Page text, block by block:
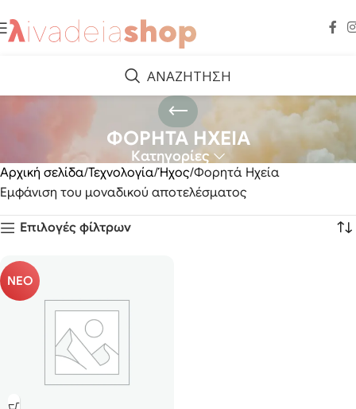
ΑΝΑΖΗΤΗΣΗ
ΦΟΡΗΤΑ ΗΧΕΙΑ
Κατηγορίες
Αρχική σελίδα Τεχνολογία Ήχος Φορητά Ηχεία
Εμφάνιση του μοναδικού αποτελέσματος
Επιλογές φίλτρων
ΝΕΟ